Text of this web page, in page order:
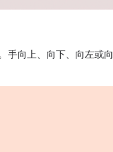
手向上、向下、向左或向